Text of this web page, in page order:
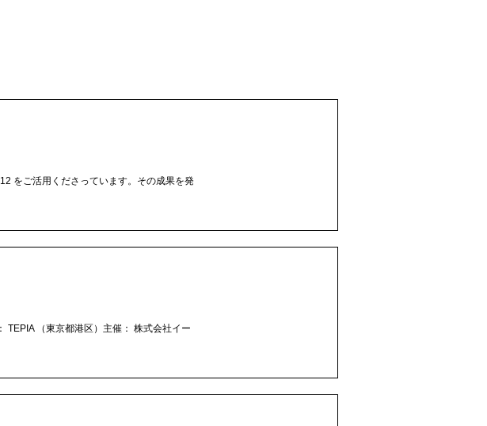
をご活用くださっています。その成果を発
TEPIA （東京都港区）主催： 株式会社イー